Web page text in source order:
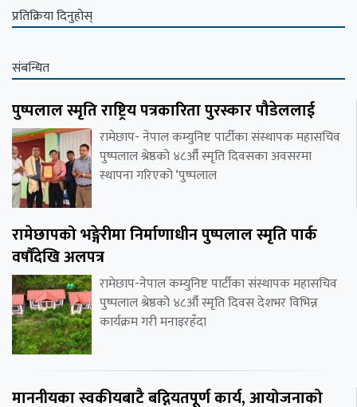
प्रतिक्रिया दिनुहोस्
संबन्धित
पुष्पलाल स्मृति राष्ट्रिय पत्रकारिता पुरस्कार पौडेललाई
रामेछाप- नेपाल कम्युनिष्ट पार्टीका संस्थापक महासचिव
पुष्पलाल श्रेष्ठको ४८औँ स्मृति दिवसका अवसरमा
स्थापना गरिएको ‘पुष्पलाल
रामेछापको भङ्गेरीमा निर्माणाधीन पुष्पलाल स्मृति पार्क
वर्षौंदेखि अलपत्र
रामेछाप-नेपाल कम्युनिष्ट पार्टीका संस्थापक महासचिव
पुष्पलाल श्रेष्ठको ४८औँ स्मृति दिवस देशभर विभिन्न
कार्यक्रम गरी मनाइरहँदा
माननीयका स्वकीयबाटै बद्नियतपूर्ण कार्य, आयोजनाको